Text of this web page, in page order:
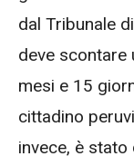
dal Tribunale
deve scontare
mesi e 15
cittadino
invece, è